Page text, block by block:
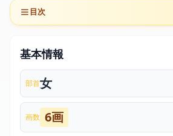
目次
基本情報
部首女
画数 6画